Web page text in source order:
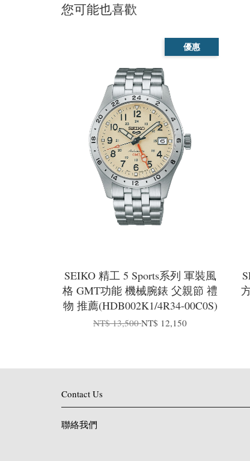
您可能也喜歡
優惠
SEIKO 精工 5 Sports系列 軍裝風
格 GMT功能 機械腕錶 父親節 禮
物 推薦(HDB002K1/4R34-00C0S)
NT$ 13,500NT$ 12,150
Contact Us
聯絡我們